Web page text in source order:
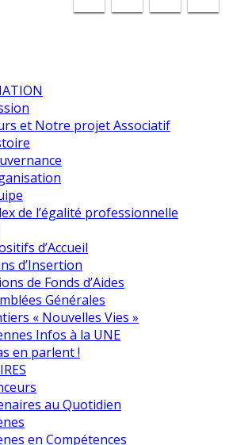
et Notre projet Associatif
de l’égalité professionnelle
d’Accueil
d’Insertion
de Fonds d’Aides
Générales
« Nouvelles Vies »
Infos à la UNE
en parlent !
au Quotidien
en Compétences